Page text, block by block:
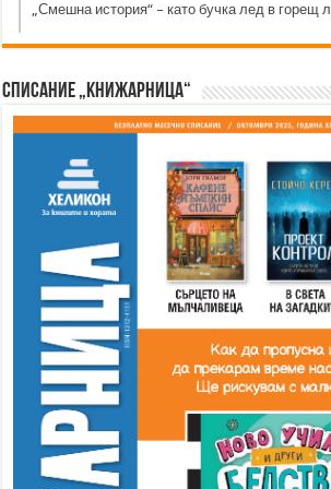
„Смешна история“ – като бучка лед в горещ
Списание „Книжарница“